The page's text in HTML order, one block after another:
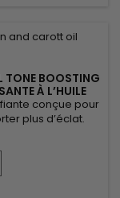
TONE BOOSTING
À L’HUILE
conçue pour
plus d’éclat.
l’extrait de
réglisse, l’huile de
adoucir,